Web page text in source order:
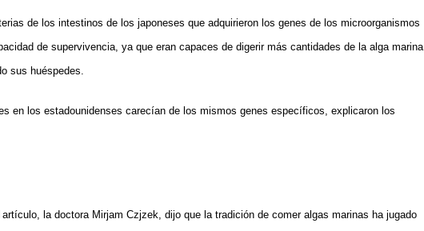
de los intestinos de los japoneses que adquirieron los genes de los microorganismos
de supervivencia, ya que eran capaces de digerir más cantidades de la alga marina
sus huéspedes.
en los estadounidenses carecían de los mismos genes específicos, explicaron los
la doctora Mirjam Czjzek, dijo que la tradición de comer algas marinas ha jugado